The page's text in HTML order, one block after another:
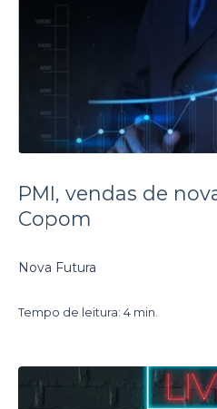
PMI, vendas de
Copom
Nova Futura
Tempo de leitura: 4 min.